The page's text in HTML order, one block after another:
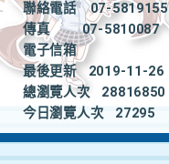
聯絡電話
07-5819155
傳真
07-5810087
電子信箱
最後更新
2019-11-26
總瀏覽人次
28816850
今日瀏覽人次
27295